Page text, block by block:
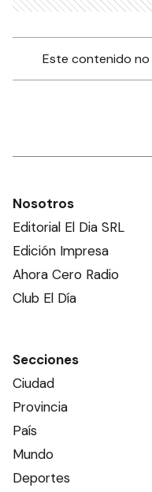
Este contenido
Nosotros
Editorial El Dia SRL
Edición Impresa
Ahora Cero Radio
Club El Día
Secciones
Ciudad
Provincia
País
Mundo
Deportes